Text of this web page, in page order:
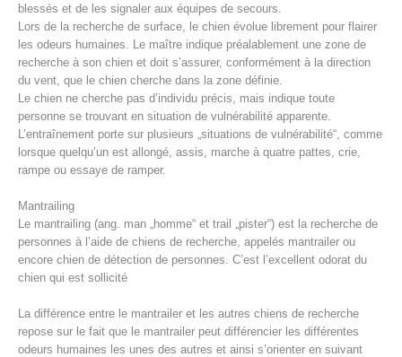
Procédure d'alarme
blessés et de les signaler aux équipes de secours.
Lors de la recherche de surface, le chien évolue librement pour flairer
les odeurs humaines. Le maître indique préalablement une zone de
recherche à son chien et doit s’assurer, conformément à la direction
du vent, que le chien cherche dans la zone définie.
Le chien ne cherche pas d’individu précis, mais indique toute
personne se trouvant en situation de vulnérabilité apparente.
L’entraînement porte sur plusieurs „situations de vulnérabilité“, comme
lorsque quelqu’un est allongé, assis, marche à quatre pattes, crie,
rampe ou essaye de ramper.
Mantrailing
Le mantrailing (ang. man „homme“ et trail „pister“) est la recherche de
personnes à l’aide de chiens de recherche, appelés mantrailer ou
encore chien de détection de personnes. C’est l’excellent odorat du
chien qui est sollicité
La différence entre le mantrailer et les autres chiens de recherche
repose sur le fait que le mantrailer peut différencier les différentes
odeurs humaines les unes des autres et ainsi s’orienter en suivant